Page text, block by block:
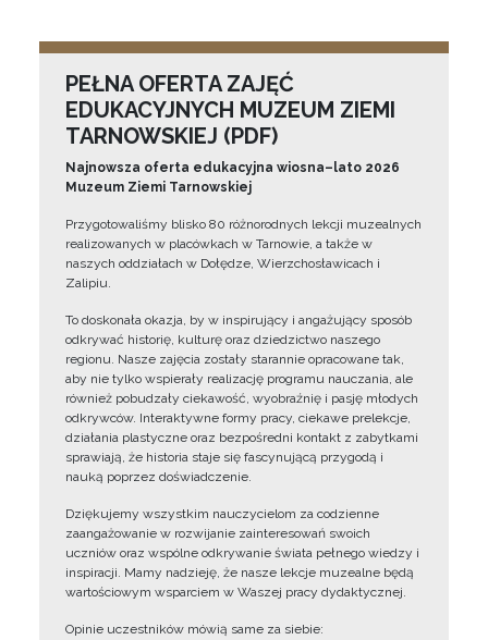
PEŁNA OFERTA ZAJĘĆ
EDUKACYJNYCH MUZEUM ZIEMI
TARNOWSKIEJ (PDF)
Najnowsza oferta edukacyjna wiosna–lato 2026
Muzeum Ziemi Tarnowskiej
Przygotowaliśmy blisko 80 różnorodnych lekcji muzealnych
realizowanych w placówkach w Tarnowie, a także w
naszych oddziałach w Dołędze, Wierzchosławicach i
Zalipiu.
To doskonała okazja, by w inspirujący i angażujący sposób
odkrywać historię, kulturę oraz dziedzictwo naszego
regionu. Nasze zajęcia zostały starannie opracowane tak,
aby nie tylko wspierały realizację programu nauczania, ale
również pobudzały ciekawość, wyobraźnię i pasję młodych
odkrywców. Interaktywne formy pracy, ciekawe prelekcje,
działania plastyczne oraz bezpośredni kontakt z zabytkami
sprawiają, że historia staje się fascynującą przygodą i
nauką poprzez doświadczenie.
Dziękujemy wszystkim nauczycielom za codzienne
zaangażowanie w rozwijanie zainteresowań swoich
uczniów oraz wspólne odkrywanie świata pełnego wiedzy i
inspiracji. Mamy nadzieję, że nasze lekcje muzealne będą
wartościowym wsparciem w Waszej pracy dydaktycznej.
Opinie uczestników mówią same za siebie: